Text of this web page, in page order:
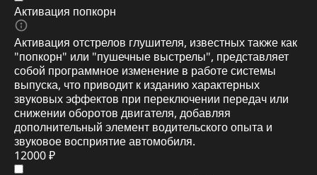
Активация попкорн
Активация отстрелов глушителя, известных также как
"попкорн" или "пушечные выстрелы", представляет
собой программное изменение в работе системы
выпуска, что приводит к изданию характерных
звуковых эффектов при переключении передач или
снижении оборотов двигателя, добавляя
дополнительный элемент водительского опыта и
звуковое восприятие автомобиля.
12000 ₽